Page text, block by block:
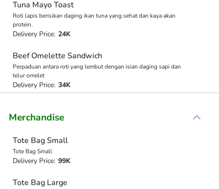
Tuna Mayo Toast
Roti lapis berisikan daging ikan tuna yang sehat dan kaya akan
protein.
Delivery Price: 24K
Beef Omelette Sandwich
Perpaduan antara roti yang lembut dengan isian daging sapi dan
telur omelet
Delivery Price: 34K
Merchandise
Tote Bag Small
Tote Bag Small
Delivery Price: 99K
Tote Bag Large